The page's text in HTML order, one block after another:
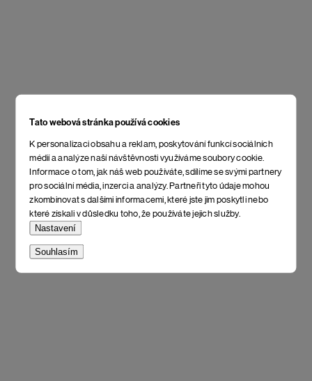
Tato webová stránka používá cookies
K personalizaci obsahu a reklam, poskytování funkcí sociálních
médií a analýze naší návštěvnosti využíváme soubory cookie.
Informace o tom, jak náš web používáte, sdílíme se svými partnery
pro sociální média, inzerci a analýzy. Partneři tyto údaje mohou
zkombinovat s dalšími informacemi, které jste jim poskytli nebo
které získali v důsledku toho, že používáte jejich služby.
Nastavení
Souhlasím